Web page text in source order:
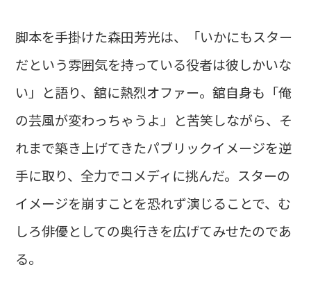
脚本を手掛けた森田芳光は、「いかにもスター
だという雰囲気を持っている役者は彼しかいな
い」と語り、舘に熱烈オファー。舘自身も「俺
の芸風が変わっちゃうよ」と苦笑しながら、そ
れまで築き上げてきたパブリックイメージを逆
手に取り、全力でコメディに挑んだ。スターの
イメージを崩すことを恐れず演じることで、む
しろ俳優としての奥行きを広げてみせたのであ
る。